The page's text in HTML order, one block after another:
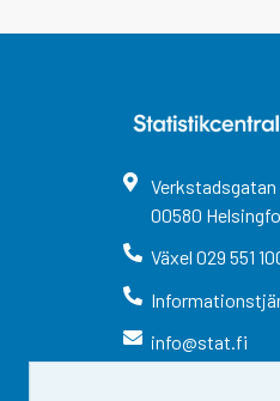
Verkstadsgatan
00580
Växel 029 551
info@stat.fi